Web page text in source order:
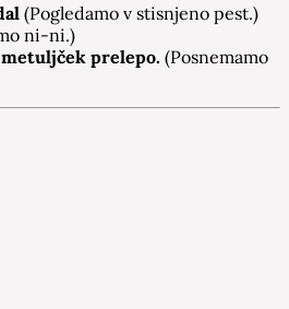
(Pogledamo v stisnjeno pest.)
ni-ni.)
prelepo. (Posnemamo